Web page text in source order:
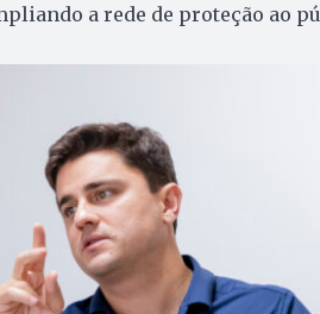
a rede de proteção ao